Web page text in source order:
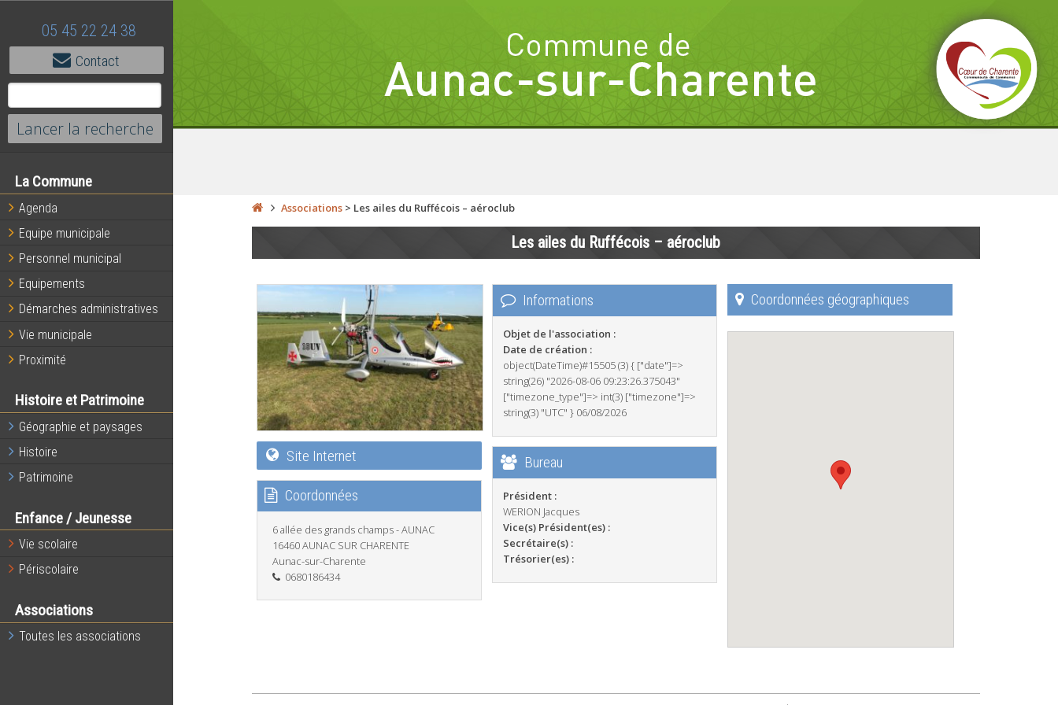
05 45 22 24 38
Contact
La Commune
Agenda
Equipe municipale
Personnel municipal
Equipements
Démarches administratives
Vie municipale
Proximité
Histoire et Patrimoine
Géographie et paysages
Histoire
Patrimoine
Enfance / Jeunesse
Vie scolaire
Périscolaire
Associations
Toutes les associations
Associations> Les ailes du Ruffécois – aéroclub
Les ailes du Ruffécois – aéroclub
Site Internet
Coordonnées
6 allée des grands champs - AUNAC
16460 AUNAC SUR CHARENTE
Aunac-sur-Charente
0680186434
Informations
Objet de l'association :
Date de création :
object(DateTime)#15505 (3) { ["date"]=>
string(26) "2026-08-06 09:23:26.375043"
["timezone_type"]=> int(3) ["timezone"]=>
string(3) "UTC" } 06/08/2026
Bureau
Président :
WERION Jacques
Vice(s) Président(es) :
Secrétaire(s) :
Trésorier(es) :
Coordonnées géographiques